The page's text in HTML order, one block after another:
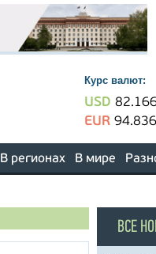
Курс валют:
USD
EUR
В регионах В мире
ВСЕ